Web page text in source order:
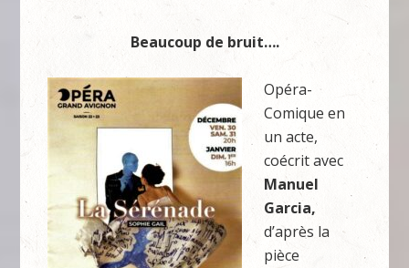
Beaucoup de bruit….
Opéra-
Comique en
un acte,
coécrit avec
Manuel
Garcia,
d’après la
pièce